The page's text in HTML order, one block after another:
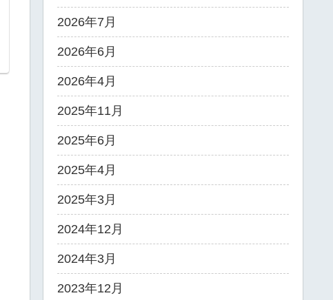
2026年7月
2026年6月
2026年4月
2025年11月
2025年6月
2025年4月
2025年3月
2024年12月
2024年3月
2023年12月